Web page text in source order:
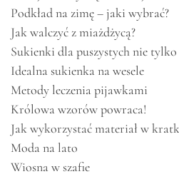
Podkład na zimę – jaki wybrać?
Jak walczyć z miażdżycą?
Sukienki dla puszystych nie tylko
Idealna sukienka na wesele
Metody leczenia pijawkami
Królowa wzorów powraca!
Jak wykorzystać materiał w
Moda na lato
Wiosna w szafie